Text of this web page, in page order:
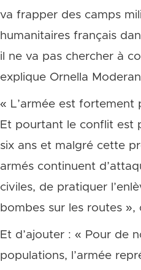
va frapper des camps
humanitaires français
il ne va pas chercher à
explique Ornella
« L’armée est fortement
Et pourtant le conflit est
six ans et malgré cette
armés continuent
civiles, de pratiquer
bombes sur les routes
Et d’ajouter : « Pour de
populations, l’armée